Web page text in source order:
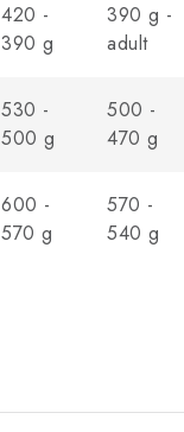
420 -
390 g
390 g -
adult
530 -
500 g
500 -
470 g
600 -
570 g
570 -
540 g